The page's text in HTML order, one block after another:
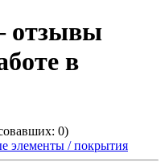
в
0)
элементы / покрытия